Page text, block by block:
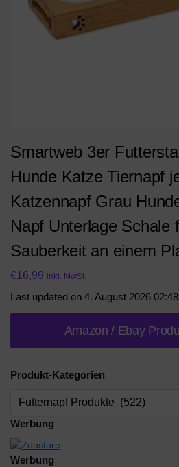
Smartweb 3er
Hunde Katze Tiernapf
Katzennapf Grau
Napf Unterlage Schale
Sauberkeit an einem
€16,99 inkl. MwSt.
Last updated on 4. August 2026 02:48
Amazon / Ebay
Produkt-Kategorien
Werbung
Werbung